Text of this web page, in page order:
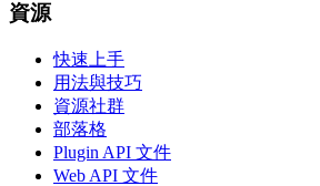
資源
快速上手
用法與技巧
資源社群
部落格
Plugin API 文件
Web API 文件